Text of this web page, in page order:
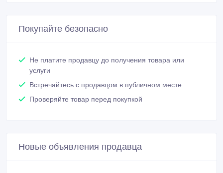
Покупайте безопасно
Не платите продавцу до получения товара или
услуги
Встречайтесь с продавцом в публичном месте
Проверяйте товар перед покупкой
Новые объявления продавца